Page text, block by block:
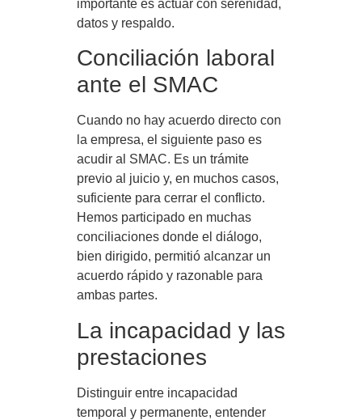
importante es actuar con serenidad,
datos y respaldo.
Conciliación laboral
ante el SMAC
Cuando no hay acuerdo directo con
la empresa, el siguiente paso es
acudir al SMAC. Es un trámite
previo al juicio y, en muchos casos,
suficiente para cerrar el conflicto.
Hemos participado en muchas
conciliaciones donde el diálogo,
bien dirigido, permitió alcanzar un
acuerdo rápido y razonable para
ambas partes.
La incapacidad y las
prestaciones
Distinguir entre incapacidad
temporal y permanente, entender